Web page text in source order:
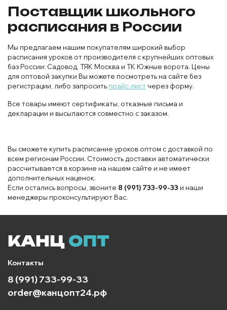
Поставщик школьного
расписания в России
Мы предлагаем нашим покупателям широкий выбор
расписания уроков от производителя с крупнейших оптовых
баз России: Садовод, ТЯК Москва и ТК Южные ворота. Цены
для оптовой закупки Вы можете посмотреть на сайте без
регистрации, либо запросить прайс-лист через форму.
Все товары имеют сертификаты, отказные письма и
декларации и высылаются совместно с заказом.
Вы сможете купить расписание уроков оптом с доставкой по
всем регионам России. Стоимость доставки автоматически
рассчитывается в корзине на нашем сайте и не имеет
дополнительных наценок.
Если остались вопросы, звоните 8 (991) 733-99-33 и наши
менеджеры проконсультируют Вас.
Контакты
8 (991) 733-99-33
order@канцопт24.рф